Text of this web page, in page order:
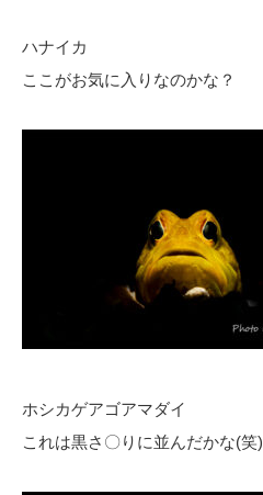
ハナイカ
ここがお気に入りなのかな？
ホシカゲアゴアマダイ
これは黒さ〇りに並んだかな(笑)